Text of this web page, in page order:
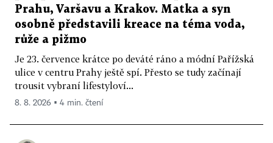
Prahu, Varšavu a Krakov. Matka a syn
osobně představili kreace na téma voda,
růže a pižmo
Je 23. července krátce po deváté ráno a módní Pařížská
ulice v centru Prahy ještě spí. Přesto se tudy začínají
trousit vybraní lifestyloví...
8. 8. 2026 ▪ 4 min. čtení